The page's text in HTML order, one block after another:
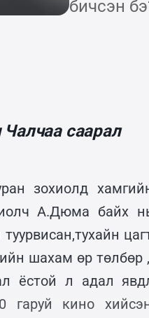
бичсэн
саарал
зохиолд
А.Дюма байх
туурвисан,тухайн
шахам өр төлбөр
ёстой л адал
гаруй кино